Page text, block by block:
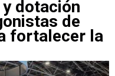
dotación
de
fortalecer la